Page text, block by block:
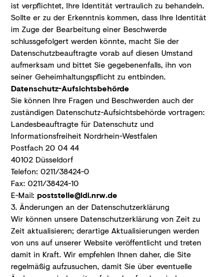
ist verpflichtet, Ihre Identität vertraulich zu behandeln.
Sollte er zu der Erkenntnis kommen, dass Ihre Identität
im Zuge der Bearbeitung einer Beschwerde
schlussgefolgert werden könnte, macht Sie der
Datenschutzbeauftragte vorab auf diesen Umstand
aufmerksam und bittet Sie gegebenenfalls, ihn von
seiner Geheimhaltungspflicht zu entbinden.
Datenschutz-Aufsichtsbehörde
Sie können Ihre Fragen und Beschwerden auch der
zuständigen Datenschutz-Aufsichtsbehörde vortragen:
Landesbeauftragte für Datenschutz und
Informationsfreiheit Nordrhein-Westfalen
Postfach 20 04 44
40102 Düsseldorf
Telefon: 0211/38424-0
Fax: 0211/38424-10
E-Mail: poststelle@ldi.nrw.de
3. Änderungen an der Datenschutzerklärung
Wir können unsere Datenschutzerklärung von Zeit zu
Zeit aktualisieren; derartige Aktualisierungen werden
von uns auf unserer Website veröffentlicht und treten
damit in Kraft. Wir empfehlen Ihnen daher, die Site
regelmäßig aufzusuchen, damit Sie über eventuelle